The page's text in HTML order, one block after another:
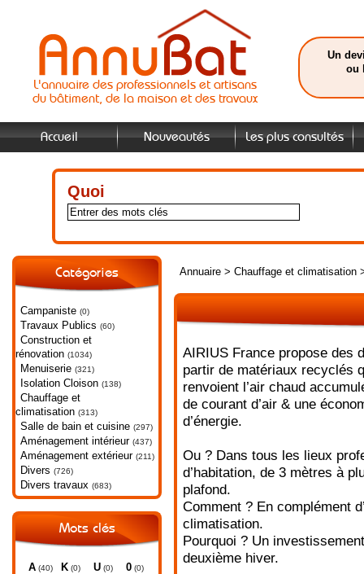
L'annuaire des professionnels et artisans
du bâtiment, de la maison et des travaux
Un
ou
Accueil Nouveautés Les plus consultés
Quoi
Catégories
Campaniste (0)
Travaux Publics (60)
Construction et
rénovation (1034)
Menuiserie (321)
Isolation Cloison (138)
Chauffage et
climatisation (313)
Salle de bain et cuisine (297)
Aménagement intérieur (437)
Aménagement extérieur (211)
Divers (726)
Divers travaux (683)
Mots clés
A (40) K (0) U (0) 0 (0)
Annuaire > Chauffage et climatisation
AIRIUS France propose des
partir de matériaux recyclés
renvoient l’air chaud
de courant d’air & une
d’énergie.
Ou ? Dans tous les lieux
d’habitation, de 3 mètres à
plafond.
Comment ? En complément
climatisation.
Pourquoi ? Un
deuxième hiver.